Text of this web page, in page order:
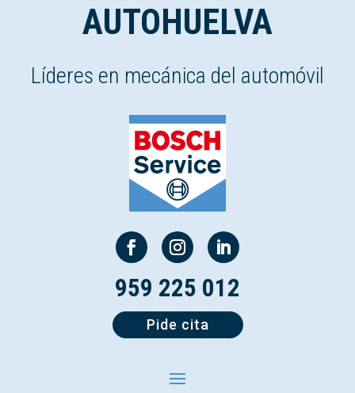
AUTOHUELVA
Líderes en mecánica del automóvil
959 225 012
Pide cita